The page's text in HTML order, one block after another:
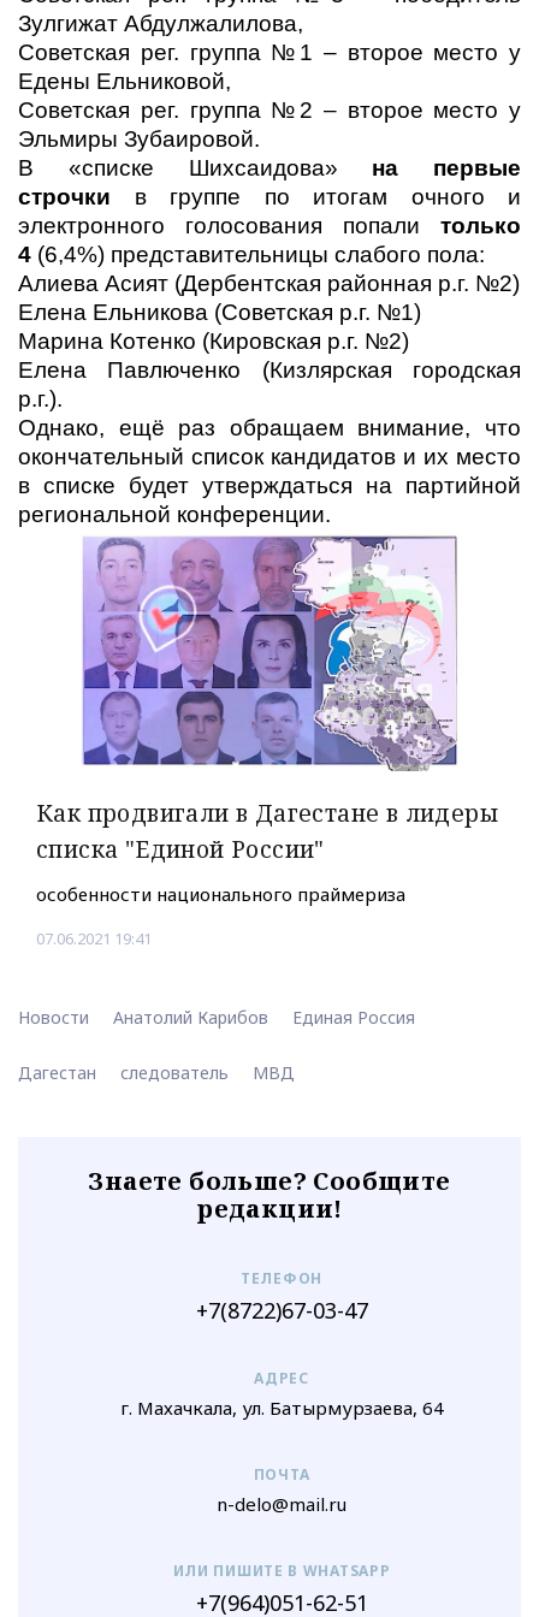
Зулгижат Абдулжалилова,
Советская рег. группа №1 – второе место у
Едены Ельниковой,
Советская рег. группа №2 – второе место у
Эльмиры Зубаировой.
В «списке Шихсаидова» на первые
строчки в группе по итогам очного и
электронного голосования попали только
4 (6,4%) представительницы слабого пола:
Алиева Асият (Дербентская районная р.г. №2)
Елена Ельникова (Советская р.г. №1)
Марина Котенко (Кировская р.г. №2)
Елена Павлюченко (Кизлярская городская
р.г.).
Однако, ещё раз обращаем внимание, что
окончательный список кандидатов и их место
в списке будет утверждаться на партийной
региональной конференции.
Как продвигали в Дагестане в лидеры
списка "Единой России"
особенности национального праймериза
07.06.2021 19:41
Новости Анатолий Карибов Единая Россия
Дагестан следователь МВД
Знаете больше? Сообщите
редакции!
ТЕЛЕФОН
+7(8722)67-03-47
АДРЕС
г. Махачкала, ул. Батырмурзаева, 64
ПОЧТА
n-delo@mail.ru
ИЛИ ПИШИТЕ В WHATSAPP
+7(964)051-62-51